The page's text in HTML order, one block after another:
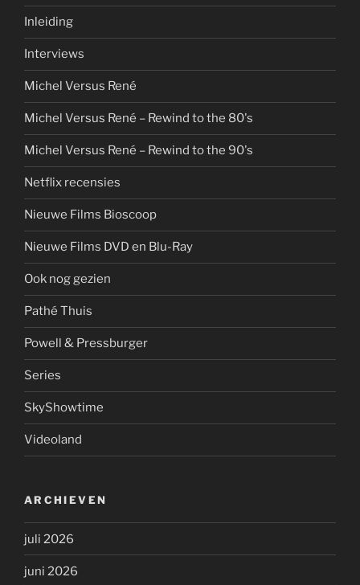
Inleiding
Interviews
Michel Versus René
Michel Versus René – Rewind to the 80's
Michel Versus René – Rewind to the 90's
Netflix recensies
Nieuwe Films Bioscoop
Nieuwe Films DVD en Blu-Ray
Ook nog gezien
Pathé Thuis
Powell & Pressburger
Series
SkyShowtime
Videoland
ARCHIEVEN
juli 2026
juni 2026